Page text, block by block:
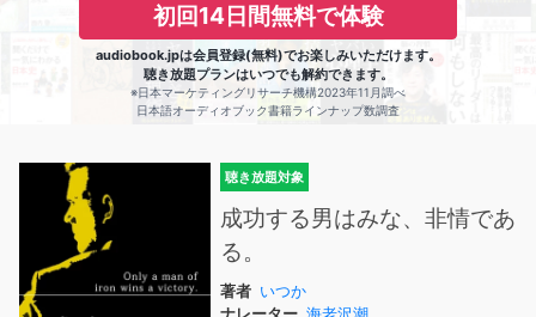
初回14日間無料で体験
audiobook.jpは会員登録(無料)でお楽しみいただけます。
聴き放題プランはいつでも解約できます。
※日本マーケティングリサーチ機構2023年11月調べ
日本語オーディオブック書籍ラインナップ数調査
聴き放題対象
成功する男はみな、非情であ
る。
著者 いつか
ナレーター 海老沢潮